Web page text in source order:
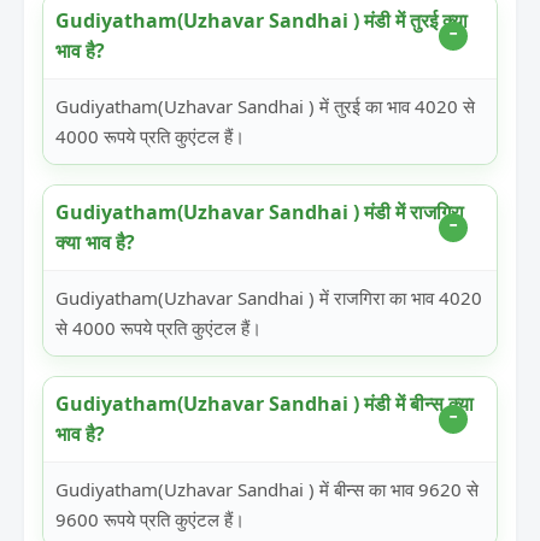
Gudiyatham(Uzhavar Sandhai ) मंडी में तुरई क्या
भाव है?
Gudiyatham(Uzhavar Sandhai ) में तुरई का भाव 4020 से
4000 रूपये प्रति कुएंटल हैं।
Gudiyatham(Uzhavar Sandhai ) मंडी में राजगिरा
क्या भाव है?
Gudiyatham(Uzhavar Sandhai ) में राजगिरा का भाव 4020
से 4000 रूपये प्रति कुएंटल हैं।
Gudiyatham(Uzhavar Sandhai ) मंडी में बीन्स क्या
भाव है?
Gudiyatham(Uzhavar Sandhai ) में बीन्स का भाव 9620 से
9600 रूपये प्रति कुएंटल हैं।